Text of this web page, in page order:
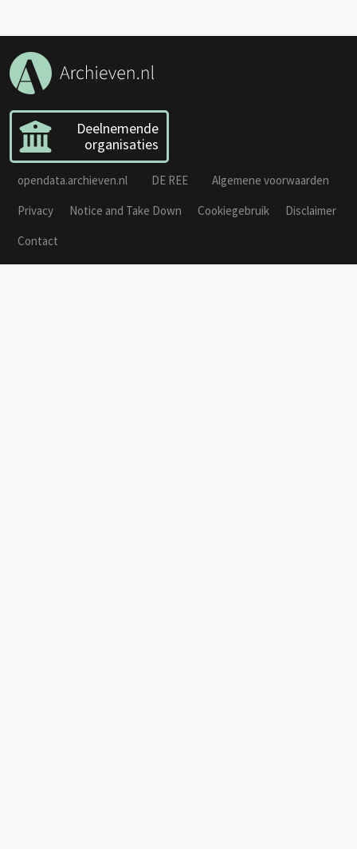
Deelnemende
organisaties
opendata.archieven.nl DE REE
Algemene voorwaarden
Privacy
Notice and Take Down Cookiegebruik
Disclaimer
Contact